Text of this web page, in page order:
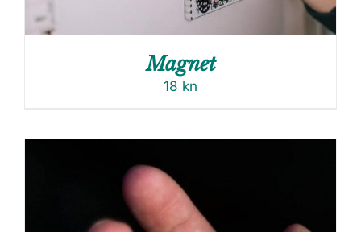
Magnet
18 kn